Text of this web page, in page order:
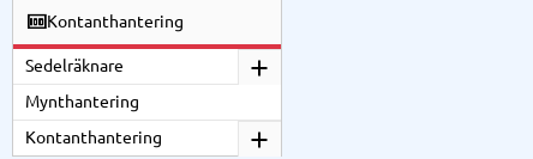
Kontanthantering
Sedelräknare
Mynthantering
Kontanthantering